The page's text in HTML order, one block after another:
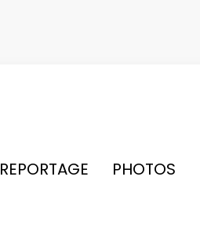
REPORTAGE PHOTOS